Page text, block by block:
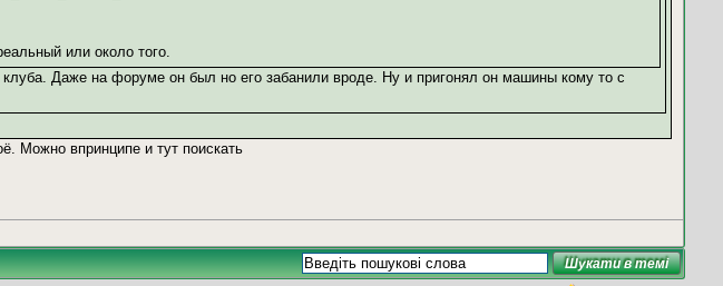
или около того.
Даже на форуме он был но его забанили вроде. Ну и пригонял он машины кому то с
Можно впринципе и тут поискать